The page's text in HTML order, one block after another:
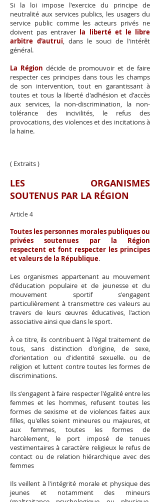
Si la loi impose l'exercice du principe de
neutralité aux services publics, les usagers du
service public comme les acteurs privés ne
doivent pas entraver la liberté et le libre
arbitre d'autrui, dans le souci de l'intérêt
général.
La Région décide de promouvoir et de faire
respecter ces principes dans tous les champs
de son intervention, tout en garantissant à
toutes et tous la liberté d'adhésion et d'accès
aux services, la non-discrimination, la non-
tolérance des incivilités, le refus des
provocations, des violences et des incitations à
la haine.
( Extraits )
LES ORGANISMES
SOUTENUS PAR LA RÉGION
Article 4
Toutes les personnes morales publiques ou
privées soutenues par la Région
respectent et font respecter les principes
et valeurs de la République.
Les organismes appartenant au mouvement
d'éducation populaire et de jeunesse et du
mouvement sportif s'engagent
particulièrement à transmettre ces valeurs au
travers de leurs œuvres éducatives, l'action
associative ainsi que dans le sport.
À ce titre, ils contribuent à l'égal traitement de
tous, sans distinction d'origine, de sexe,
d'orientation ou d'identité sexuelle. ou de
religion et luttent contre toutes les formes de
discriminations.
Ils s'engagent à faire respecter l'égalité entre les
femmes et les hommes, refusent toutes les
formes de sexisme et de violences faites aux
filles, qu'elles soient mineures ou majeures, et
aux femmes, toutes les formes de
harcèlement, le port imposé de tenues
vestimentaires à caractère religieux le refus de
contact ou de relation hiérarchique avec des
femmes
Ils veillent à l'intégrité morale et physique des
jeunes et notamment des mineurs